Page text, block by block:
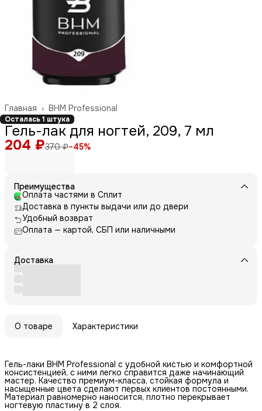
BHM Professional
Главная ›
Осталась 1 штука
Гель-лак для ногтей, 209, 7 мл
204 ₽370 ₽−45%
Преимущества
Оплата частями в Сплит
Доставка в пункты выдачи или до двери
Удобный возврат
Оплата — картой, СБП или наличными
Доставка
О товаре Характеристики
Гель-лаки BHM Professional с удобной кистью и комфортной
консистенцией, с ними легко справится даже начинающий
мастер. Качество премиум-класса, стойкая формула и
насыщенные цвета сделают первых клиентов постоянными.
Материал равномерно наносится, плотно перекрывает
ногтевую пластину в 2 слоя.